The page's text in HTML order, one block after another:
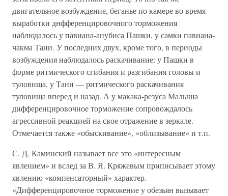
двигательное возбуждение, беганье по камере во время
выработки днфференцировочного торможения
наблюдалось у павиана-анубиса Пашки, у самки павиана-
чакма Тани. У последних двух, кроме того, в периоды
возбуждения наблюдалось раскачивание: у Пашки в
форме ритмического сгибания и разгибания головы и
туловища, у Тани — ритмического раскачивания
туловища вперед и назад. А у макака-резуса Малыша
дифференцировочное торможение сопровождалось
агрессивной реакцией на свое отражение в зеркале.
Отмечается также «обыскивание», «облизывание» и т.п.
С. Д. Каминский называет все это «интересным
явлением» и вслед за В. Я. Кряжевым приписывает этому
явлению «компенсаторный» характер.
«Дифференцировочное торможение у обезьян вызывает